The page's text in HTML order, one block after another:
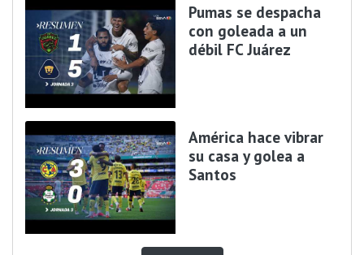
Pumas se despacha
con goleada a un
débil FC Juárez
América hace vibrar
su casa y golea a
Santos